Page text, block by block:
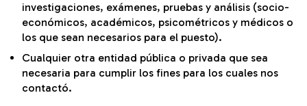
investigaciones, exámenes, pruebas y análisis (socio-
económicos, académicos, psicométricos y médicos o
los que sean necesarios para el puesto).
Cualquier otra entidad pública o privada que sea
necesaria para cumplir los fines para los cuales nos
contactó.